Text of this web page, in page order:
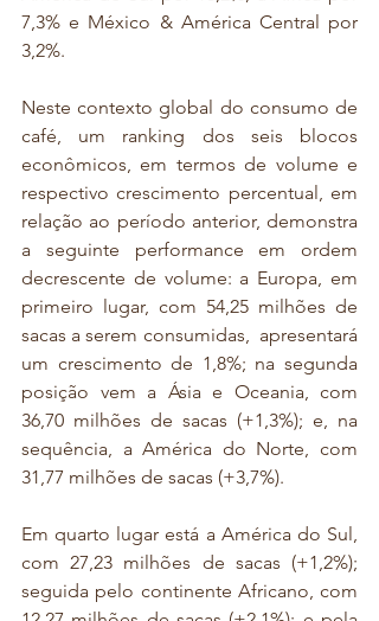
7,3% e México & América Central por
3,2%.
Neste contexto global do consumo de
café, um ranking dos seis blocos
econômicos, em termos de volume e
respectivo crescimento percentual, em
relação ao período anterior, demonstra
a seguinte performance em ordem
decrescente de volume: a Europa, em
primeiro lugar, com 54,25 milhões de
sacas a serem consumidas,  apresentará
um crescimento de 1,8%; na segunda
posição vem a Ásia e Oceania, com
36,70 milhões de sacas (+1,3%); e, na
sequência, a América do Norte, com
31,77 milhões de sacas (+3,7%).
Em quarto lugar está a América do Sul,
com 27,23 milhões de sacas (+1,2%);
seguida pelo continente Africano, com